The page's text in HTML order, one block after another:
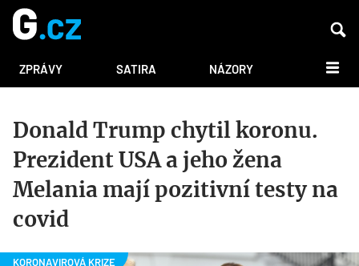
ZPRÁVY SATIRA NÁZORY DALŠÍ
Donald Trump chytil koronu.
Prezident USA a jeho žena
Melania mají pozitivní testy na
covid